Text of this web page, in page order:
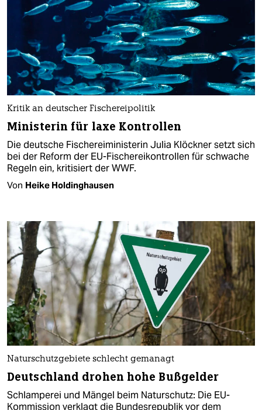
Kritik an deutscher Fischereipolitik
Ministerin für laxe Kontrollen
Die deutsche Fischereiministerin Julia Klöckner setzt sich
bei der Reform der EU-Fischereikontrollen für schwache
Regeln ein, kritisiert der WWF.
Von Heike Holdinghausen
Naturschutzgebiete schlecht gemanagt
Deutschland drohen hohe Bußgelder
Schlamperei und Mängel beim Naturschutz: Die EU-
Kommission verklagt die Bundesrepublik vor dem